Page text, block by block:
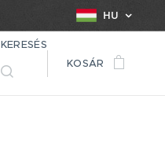
HU
KERESÉS
KOSÁR